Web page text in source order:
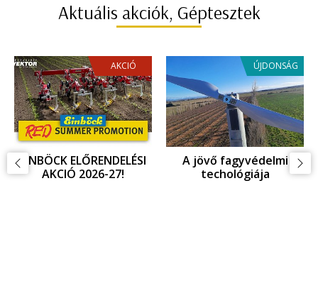
Aktuális akciók, Géptesztek
AKCIÓ
EINBÖCK INNOVÁCIOÓ,
ujdonságok az
ÚJDONSÁG
Fagykár megelőzés,
fagyvédelem